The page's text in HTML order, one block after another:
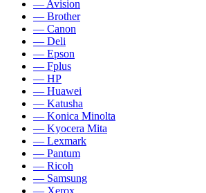
— Avision
— Brother
— Canon
— Deli
— Epson
— Fplus
— HP
— Huawei
— Katusha
— Konica Minolta
— Kyocera Mita
— Lexmark
— Pantum
— Ricoh
— Samsung
— Xerox